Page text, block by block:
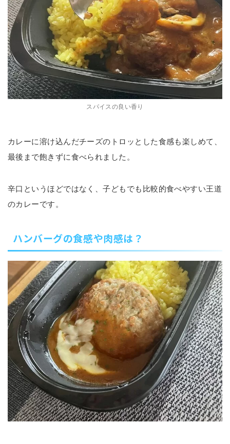
スパイスの良い香り
カレーに溶け込んだチーズのトロッとした食感も楽しめて、
最後まで飽きずに食べられました。
辛口というほどではなく、子どもでも比較的食べやすい王道
のカレーです。
ハンバーグの食感や肉感は？